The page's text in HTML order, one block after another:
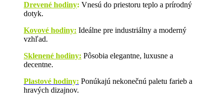
Drevené hodiny: Vnesú do priestoru teplo a prírodný
dotyk.
Kovové hodiny: Ideálne pre industriálny a moderný
vzhľad.
Sklenené hodiny: Pôsobia elegantne, luxusne a
decentne.
Plastové hodiny: Ponúkajú nekonečnú paletu farieb a
hravých dizajnov.